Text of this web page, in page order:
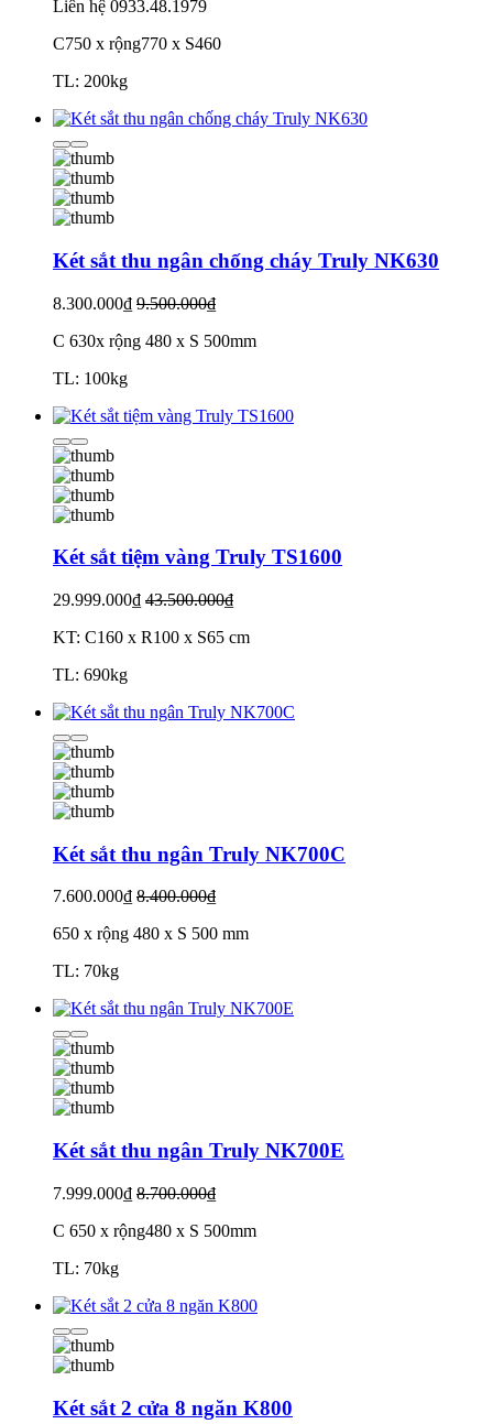
Liên hệ 0933.48.1979
C750 x rộng770 x S460
TL: 200kg
Két sắt thu ngân chống cháy Truly NK630
8.300.000₫ 9.500.000₫
C 630x rộng 480 x S 500mm
TL: 100kg
Két sắt tiệm vàng Truly TS1600
29.999.000₫ 43.500.000₫
KT: C160 x R100 x S65 cm
TL: 690kg
Két sắt thu ngân Truly NK700C
7.600.000₫ 8.400.000₫
650 x rộng 480 x S 500 mm
TL: 70kg
Két sắt thu ngân Truly NK700E
7.999.000₫ 8.700.000₫
C 650 x rộng480 x S 500mm
TL: 70kg
Két sắt 2 cửa 8 ngăn K800